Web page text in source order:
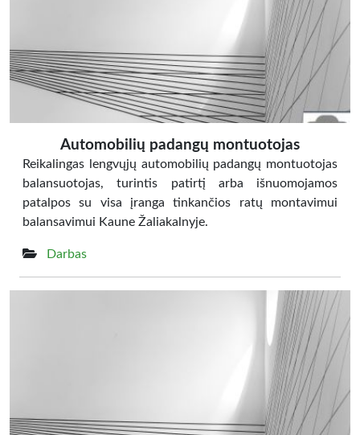
Automobilių padangų montuotojas
Reikalingas lengvųjų automobilių padangų montuotojas
balansuotojas, turintis patirtį arba išnuomojamos
patalpos su visa įranga tinkančios ratų montavimui
balansavimui Kaune Žaliakalnyje.
Darbas